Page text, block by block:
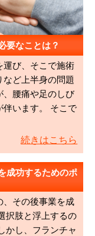
要なことは？
運び、そこで施術
ど上半身の問題
、腰痛や足のしび
伴います。 そこで
続きはこちら
成功するためのポ
、その後事業を成
択肢と浮上するの
かし、フランチャ